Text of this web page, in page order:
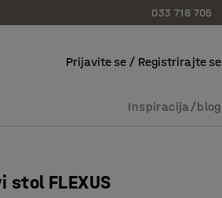
033 718 705
Prijavite se / Registrirajte se
Inspiracija/blog
stol FLEXUS